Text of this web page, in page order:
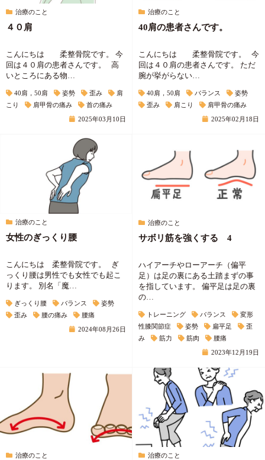
治療のこと
４０肩
こんにちは 柔整骨院です。 今
回は４０肩の患者さんです。 高
いところにある物…
40肩，50肩 姿勢 歪み
肩
こり
肩甲骨の痛み
首の痛み
2025年03月10日
治療のこと
40肩の患者さんです。
こんにちは 柔整骨院です。 今
回は４０肩の患者さんです。 ただ
腕が挙がらない…
40肩，50肩 バランス
姿勢
歪み
肩こり
肩甲骨の痛み
2025年02月18日
治療のこと
女性のぎっくり腰
こんにちは 柔整骨院です。 ぎ
っくり腰は男性でも女性でも起こ
ります。 別名「魔…
ぎっくり腰 バランス
姿勢
歪み
腰の痛み
腰痛
2024年08月26日
治療のこと
サボリ筋を強くする 4
ハイアーチやローアーチ（偏平
足）は足の裏にある土踏まずの事
を指しています。 偏平足は足の裏
の…
トレーニング バランス
変形
性膝関節症
姿勢 扁平足
歪
み
筋力 筋肉
腰痛
2023年12月19日
治療のこと 治療のこと